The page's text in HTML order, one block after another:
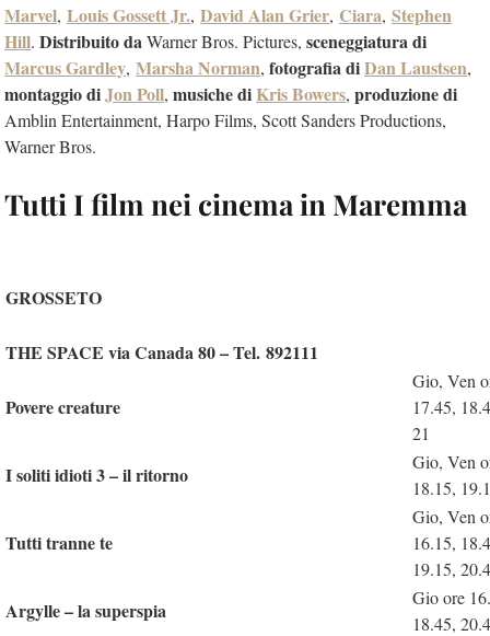
Marvel, Louis Gossett Jr., David Alan Grier, Ciara, Stephen
Hill. Distribuito daWarner Bros. Pictures, sceneggiatura di
Marcus Gardley, Marsha Norman, fotografia diDan Laustsen,
montaggio diJon Poll, musiche diKris Bowers, produzione di
Amblin Entertainment, Harpo Films, Scott Sanders Productions,
Warner Bros.
Tutti I film nei cinema in Maremma
GROSSETO
THE SPACE via Canada 80 – Tel. 892111
Povere creature
Gio, Ven
17.45,
21
I soliti idioti 3 – il ritorno
Gio, Ven
18.15,
Tutti tranne te
Gio, Ven
16.15,
19.15,
Argylle – la superspia
Gio ore
18.45,